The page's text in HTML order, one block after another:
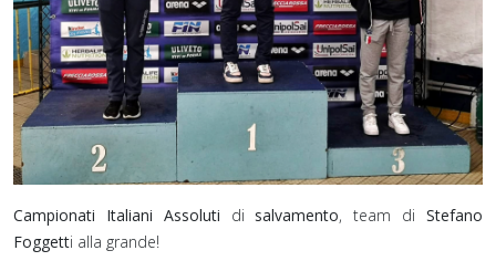
Campionati Italiani Assoluti di salvamento, team diStefano
Foggetti alla grande!